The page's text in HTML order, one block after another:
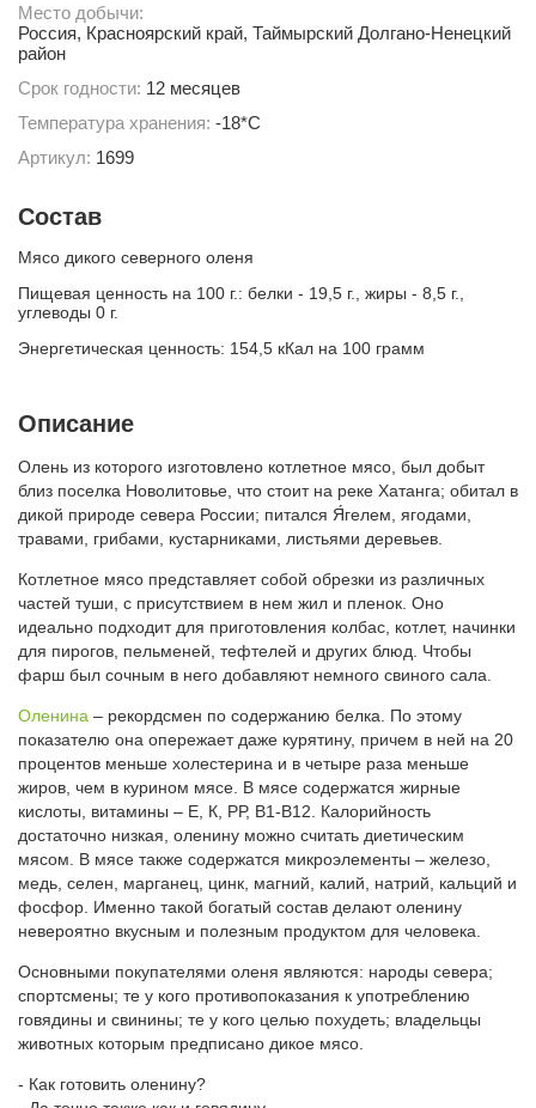
Место добычи:
Россия, Красноярский край, Таймырский Долгано-Ненецкий
район
Срок годности: 12 месяцев
Температура хранения: -18*С
Артикул: 1699
Состав
Мясо дикого северного оленя
Пищевая ценность на 100 г.: белки - 19,5 г., жиры - 8,5 г.,
углеводы 0 г.
Энергетическая ценность: 154,5 кКал на 100 грамм
Описание
Олень из которого изготовлено котлетное мясо, был добыт
близ поселка Новолитовье, что стоит на реке Хатанга; обитал в
дикой природе севера России; питался Я́гелем, ягодами,
травами, грибами, кустарниками, листьями деревьев.
Котлетное мясо представляет собой обрезки из различных
частей туши, с присутствием в нем жил и пленок. Оно
идеально подходит для приготовления колбас, котлет, начинки
для пирогов, пельменей, тефтелей и других блюд. Чтобы
фарш был сочным в него добавляют немного свиного сала.
Оленина – рекордсмен по содержанию белка. По этому
показателю она опережает даже курятину, причем в ней на 20
процентов меньше холестерина и в четыре раза меньше
жиров, чем в курином мясе. В мясе содержатся жирные
кислоты, витамины – Е, К, РР, В1-В12. Калорийность
достаточно низкая, оленину можно считать диетическим
мясом. В мясе также содержатся микроэлементы – железо,
медь, селен, марганец, цинк, магний, калий, натрий, кальций и
фосфор. Именно такой богатый состав делают оленину
невероятно вкусным и полезным продуктом для человека.
Основными покупателями оленя являются: народы севера;
спортсмены; те у кого противопоказания к употреблению
говядины и свинины; те у кого целью похудеть; владельцы
животных которым предписано дикое мясо.
- Как готовить оленину?